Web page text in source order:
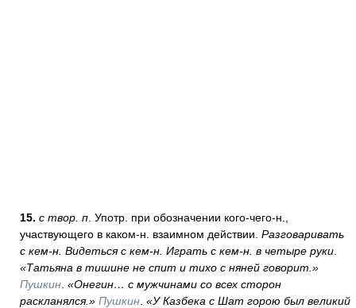
15. с твор. п . Употр. при обозначении кого-чего-н.,
участвующего в каком-н. взаимном действии. Разговаривать
с кем-н. Видеться с кем-н. Играть с кем-н. в четыре руки
«Татьяна в тишине не спит и тихо с няней говорит.»
Пушкин «Онегин… с мужчинами со всех сторон
раскланялся.» Пушкин «У Казбека с Шат горою был великий